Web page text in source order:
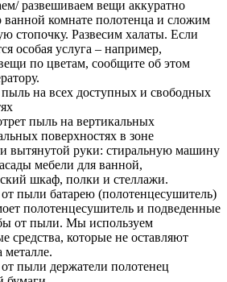
развешиваем вещи аккуратно
ванной комнате полотенца и сложим
стопочку. Развесим халаты. Если
особая услуга – например,
по цветам, сообщите об этом
на всех доступных и свободных
пыль на вертикальных
поверхностях в зоне
вытянутой руки: стиральную машину
мебели для ванной,
шкаф, полки и стеллажи.
пыли батарею (полотенцесушитель)
полотенцесушитель и подведенные
от пыли. Мы используем
средства, которые не оставляют
металле.
пыли держатели полотенец